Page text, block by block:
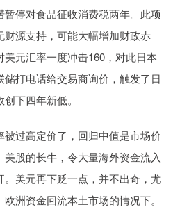
停对食品征收消费税两年。此项
源支持，可能大幅增加财政赤
元汇率一度冲击160，对此日本
打电话给交易商询价，触发了日
下四年新低。
过高定价了，回归中值是市场价
股的长牛，令大量海外资金流入
美元再下贬一点，并不出奇，尤
洲资金回流本土市场的情况下。